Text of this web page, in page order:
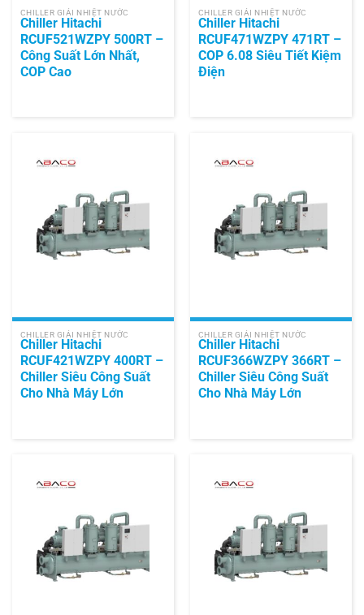
CHILLER GIẢI NHIỆT NƯỚC
Chiller Hitachi
RCUF521WZPY 500RT –
Công Suất Lớn Nhất,
COP Cao
CHILLER GIẢI NHIỆT NƯỚC
Chiller Hitachi
RCUF471WZPY 471RT –
COP 6.08 Siêu Tiết Kiệm
Điện
CHILLER GIẢI NHIỆT NƯỚC
Chiller Hitachi
RCUF421WZPY 400RT –
Chiller Siêu Công Suất
Cho Nhà Máy Lớn
CHILLER GIẢI NHIỆT NƯỚC
Chiller Hitachi
RCUF366WZPY 366RT –
Chiller Siêu Công Suất
Cho Nhà Máy Lớn